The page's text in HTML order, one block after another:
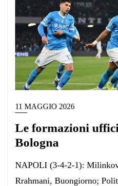
11 MAGGIO 2026
Le formazioni
Bologna
NAPOLI (3-4-2-1):
Rrahmani, Buongiorno;